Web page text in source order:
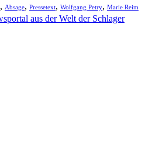
, Absage, Pressetext, Wolfgang Petry, Marie Reim